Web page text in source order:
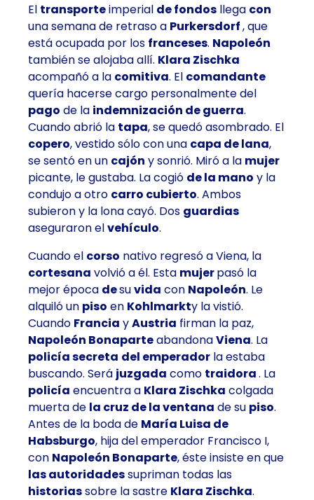
El transporteimperial de fondos llega con
una semana de retraso a Purkersdorf, que
está ocupada por los franceses. Napoleón
también se alojaba allí. Klara Zischka
acompañó a la comitiva. El comandante
quería hacerse cargo personalmente del
pago de la indemnización de guerra.
Cuando abrió la tapa, se quedó asombrado. El
copero, vestido sólo con una capa de lana,
se sentó en un cajón y sonrió. Miró a la mujer
picante, le gustaba. La cogió de la mano y la
condujo a otro carro cubierto. Ambos
subieron y la lona cayó. Dos guardias
aseguraron elvehículo.
Cuando el corso nativo regresó a Viena, la
cortesana volvió a él. Esta mujerpasó la
mejor época desuvida con Napoleón. Le
alquiló un piso en Kohlmarkty la vistió.
Cuando Francia yAustria firman la paz,
Napoleón BonaparteabandonaViena. La
policía secreta del emperador la estaba
buscando. Será juzgada como traidora. La
policía encuentra a Klara Zischka colgada
muerta de la cruz de la ventana de su piso.
Antes de la boda de María Luisa de
Habsburgo, hija del emperador Francisco I,
con Napoleón Bonaparte, éste insiste en que
las autoridadessupriman todas las
historiassobre la sastre Klara Zischka.